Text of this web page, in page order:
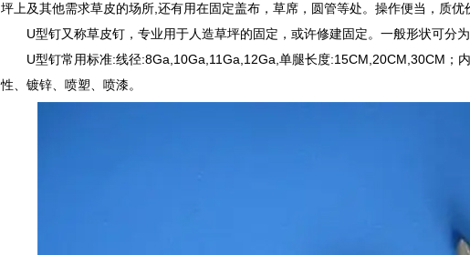
坪上及其他需求草皮的场所,还有用在固定盖布，草席，圆管等处。操作便当，质优
U型钉又称草皮钉，专业用于人造草坪的固定，或许修建固定。一般形状可分
U型钉常用标准:线径:8Ga,10Ga,11Ga,12Ga,单腿长度:15CM,20CM,30CM；
性、镀锌、喷塑、喷漆。